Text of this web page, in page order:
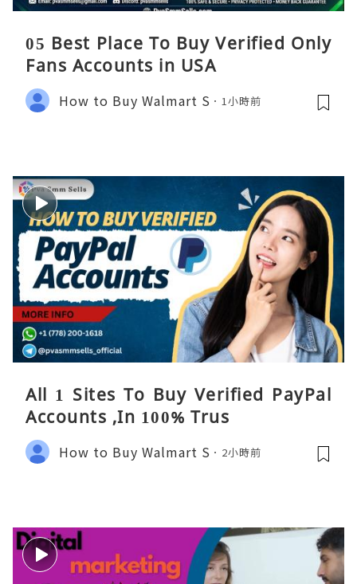
05 Best Place To Buy Verified Only
Fans Accounts in USA
How to Buy Walmart S 1小時前
All 1 Sites To Buy Verified PayPal
Accounts ,In 100% Trus
How to Buy Walmart S 2小時前